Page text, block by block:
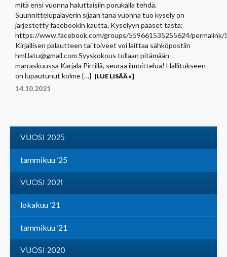
mitä ensi vuonna haluttaisiin porukalla tehdä.
Suunnittelupalaverin sijaan tänä vuonna tuo kysely on
järjestetty facebookin kautta. Kyselyyn pääset tästä:
https://www.facebook.com/groups/559661535255624/
Kirjallisen palautteen tai toiveet voi laittaa sähköpostiin
hml.latu@gmail.com Syyskokous tullaan pitämään
marraskuussa Karjala Pirtillä, seuraa ilmoittelua! Hallitukseen
on lupautunut kolme […] [LUE LISÄÄ »]
14.10.2021
VUOSI 2025
tammikuu ’25
VUOSI 2021
lokakuu ’21
tammikuu ’21
VUOSI 2020